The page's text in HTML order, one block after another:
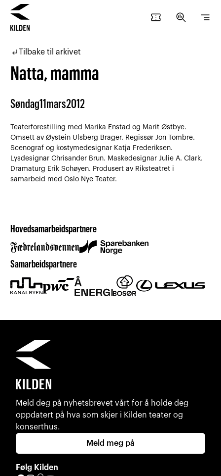
confirmation_number search_insights segment
subdirectory_arrow_leftTilbake til arkivet
Natta, mamma
Søndag11 mars2012
Teaterforestilling med Marika Enstad og Marit Østbye.
Omsett av Øystein Ulsberg Brager. Regissør Jon Tombre.
Scenograf og kostymedesignar Katja Frederiksen.
Lysdesignar Chrisander Brun. Maskedesignar Julie A. Clark.
Dramaturg Erik Schøyen. Produsert av Riksteatret i
samarbeid med Oslo Nye Teater.
Hovedsamarbeidspartnere
Samarbeidspartnere
Meld deg på nyhetsbrevet vårt for å holde deg
oppdatert på hva som skjer i Kilden teater og
konserthus.
Meld meg på
Følg Kilden